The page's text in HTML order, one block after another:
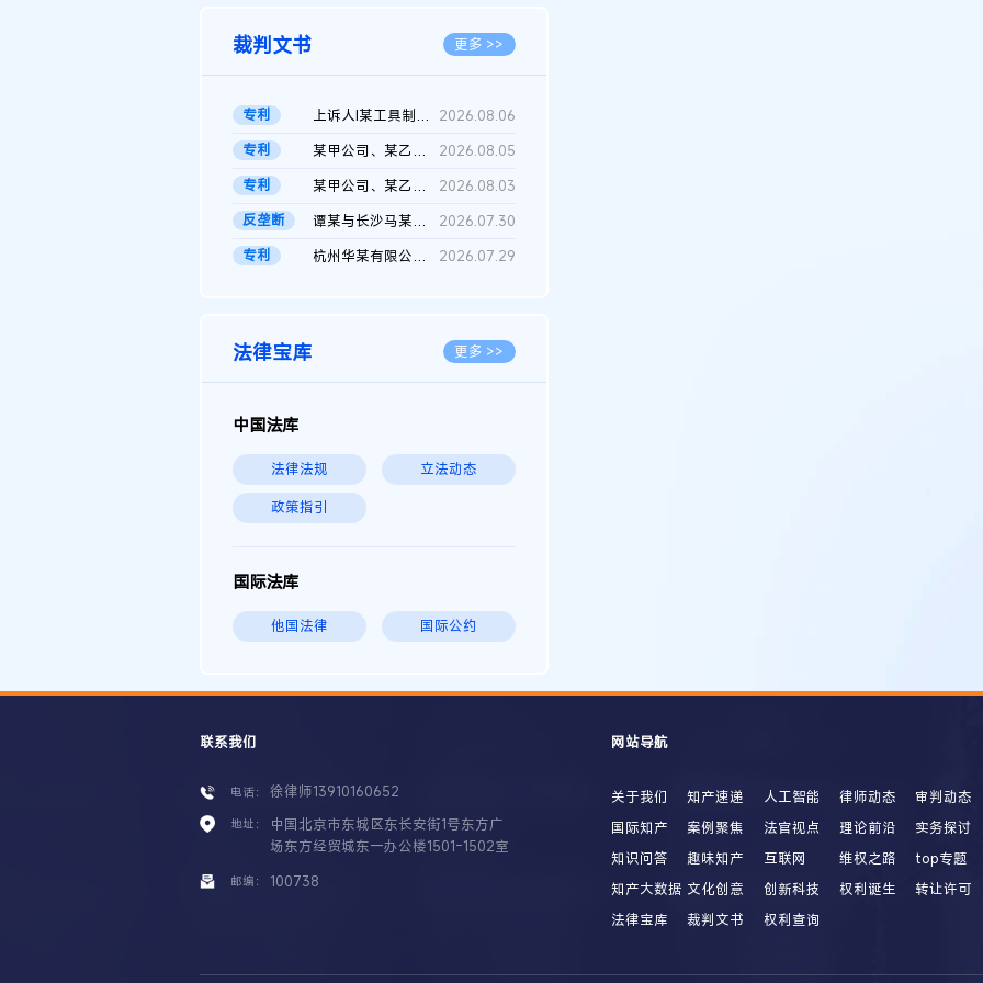
裁判文书 更多 >>
专利 上诉人I某工具制品有限公司与被上诉人程某及一审被告中华人民共和...
2026.08.06
专利
某甲公司、某乙公司、某丙公司申请诉前行为保全复议裁定书
2026.08.05
专利
某甲公司、某乙公司、官某与某丙公司专利申请权权属纠纷 二审判决...
2026.08.03
反垄断
谭某与长沙马某堆农产品股份有限公司滥用市场支配地位纠纷二审裁...
2026.07.30
专利
杭州华某有限公司与菲某有限公司侵害发明专利权纠纷 2026.07.29
法律宝库 更多 >>
中国法库
法律法规 立法动态
政策指引
国际法库
他国法律 国际公约
联系我们
电话： 徐律师13910160652
地址：
中国北京市东城区东长安街1号东方广
场东方经贸城东一办公楼1501-1502室
邮编： 100738
网站导航
关于我们 知产速递 人工智能 律师动态
审判动态
国际知产
案例聚焦 法官视点 理论前沿
实务探讨
知识问答
趣味知产 互联网 维权之路
top专题
知产大数据 文化创意 创新科技 权利诞生
转让许可
法律宝库
裁判文书 权利查询